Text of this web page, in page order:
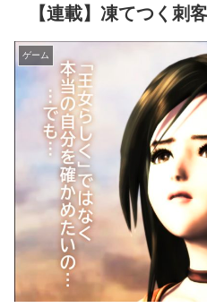
【連載】凍てつく刺
ゲーム